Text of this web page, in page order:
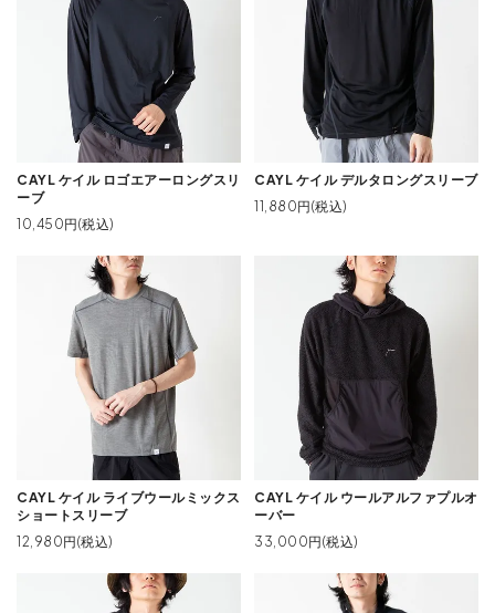
CAYL ケイル ロゴエアーロングスリ
ーブ
10,450円(税込)
CAYL ケイル デルタロングスリーブ
11,880円(税込)
CAYL ケイル ライブウールミックス
ショートスリーブ
12,980円(税込)
CAYL ケイル ウールアルファプルオ
ーバー
33,000円(税込)